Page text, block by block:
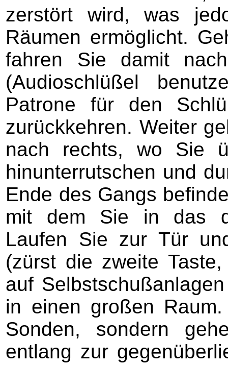
zerstört wird, was
Räumen ermöglicht.
fahren Sie damit
(Audioschlüßel
Patrone für den
zurückkehren. Weiter
nach rechts, wo Sie
hinunterrutschen und
Ende des Gangs
mit dem Sie in das
Laufen Sie zur Tür
(zürst die zweite
auf
in einen großen
Sonden, sondern
entlang zur